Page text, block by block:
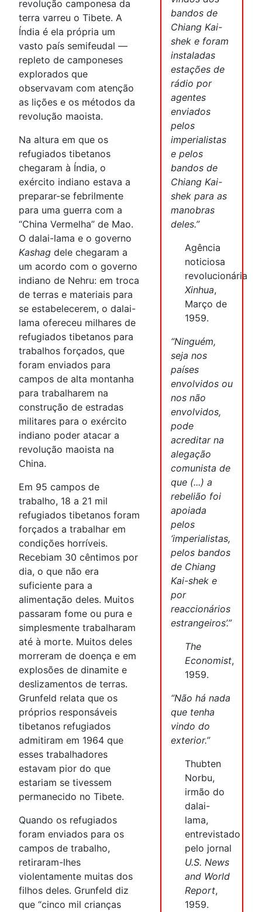
bandos de
Chiang Kai-
shek e foram
instaladas
estações de
rádio por
agentes
enviados
pelos
imperialistas
e pelos
bandos de
Chiang Kai-
shek para as
manobras
deles.”
Agência
noticiosa
revolucionária
Xinhua,
Março de
1959.
“Ninguém,
seja nos
países
envolvidos ou
nos não
envolvidos,
pode
acreditar na
alegação
comunista de
que (...) a
rebelião foi
apoiada
pelos
‘imperialistas,
pelos bandos
de Chiang
Kai-shek e
por
reaccionários
estrangeiros’.”
The
Economist,
1959.
“Não há nada
que tenha
vindo do
exterior.”
Thubten
Norbu,
irmão do
dalai-
lama,
entrevistado
pelo jornal
U.S. News
and World
Report,
1959.
revolução camponesa da
terra varreu o Tibete. A
Índia é ela própria um
vasto país semifeudal —
repleto de camponeses
explorados que
observavam com atenção
as lições e os métodos da
revolução maoista.
Na altura em que os
refugiados tibetanos
chegaram à Índia, o
exército indiano estava a
preparar-se febrilmente
para uma guerra com a
“China Vermelha” de Mao.
O dalai-lama e o governo
Kashag dele chegaram a
um acordo com o governo
indiano de Nehru: em troca
de terras e materiais para
se estabelecerem, o dalai-
lama ofereceu milhares de
refugiados tibetanos para
trabalhos forçados, que
foram enviados para
campos de alta montanha
para trabalharem na
construção de estradas
militares para o exército
indiano poder atacar a
revolução maoista na
China.
Em 95 campos de
trabalho, 18 a 21 mil
refugiados tibetanos foram
forçados a trabalhar em
condições horríveis.
Recebiam 30 cêntimos por
dia, o que não era
suficiente para a
alimentação deles. Muitos
passaram fome ou pura e
simplesmente trabalharam
até à morte. Muitos deles
morreram de doença e em
explosões de dinamite e
deslizamentos de terras.
Grunfeld relata que os
próprios responsáveis
tibetanos refugiados
admitiram em 1964 que
esses trabalhadores
estavam pior do que
estariam se tivessem
permanecido no Tibete.
Quando os refugiados
foram enviados para os
campos de trabalho,
retiraram-lhes
violentamente muitas dos
filhos deles. Grunfeld diz
que “cinco mil crianças